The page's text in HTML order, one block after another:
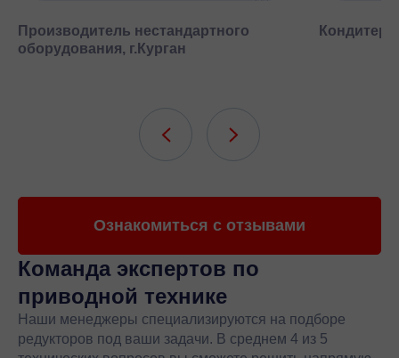
Производитель нестандартного
оборудования, г.Курган
Ознакомиться с отзывами
Команда экспертов по
приводной технике
Наши менеджеры специализируются на подборе
редукторов под ваши задачи. В среднем 4 из 5